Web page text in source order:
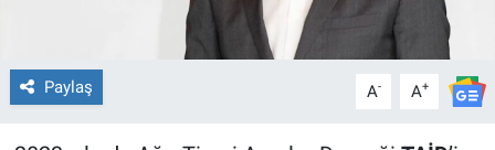
Paylaş A- A+